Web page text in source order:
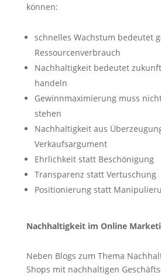
können:
schnelles Wachstum bedeutet
Ressourcenverbrauch
Nachhaltigkeit bedeutet
handeln
Gewinnmaximierung muss
stehen
Nachhaltigkeit aus
Verkaufsargument
Ehrlichkeit statt Beschönigung
Transparenz statt Vertuschung
Positionierung statt
Nachhaltigkeit im Online
Neben Blogs zum Thema
Shops mit nachhaltigen